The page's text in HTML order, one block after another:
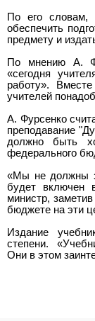
По его словам,
обеспечить
предмету и
По мнению А.
«сегодня
работу».
учителей
А. Фурсенко
преподавание
должно быть
федерального
«Мы не должны
будет включен
министр,
бюджете на эти
Издание
степени.
Они в этом